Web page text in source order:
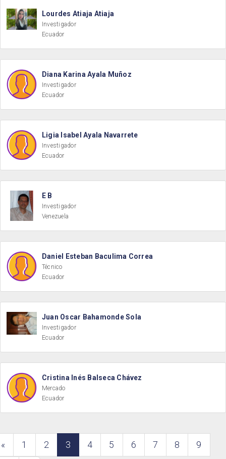
Lourdes Atiaja Atiaja
Investigador
Ecuador
Diana Karina Ayala Muñoz
Investigador
Ecuador
Ligia Isabel Ayala Navarrete
Investigador
Ecuador
E B
Investigador
Venezuela
Daniel Esteban Baculima Correa
Técnico
Ecuador
Juan Oscar Bahamonde Sola
Investigador
Ecuador
Cristina Inés Balseca Chávez
Mercado
Ecuador
« 1 2 3 4 5 6 7 8 9